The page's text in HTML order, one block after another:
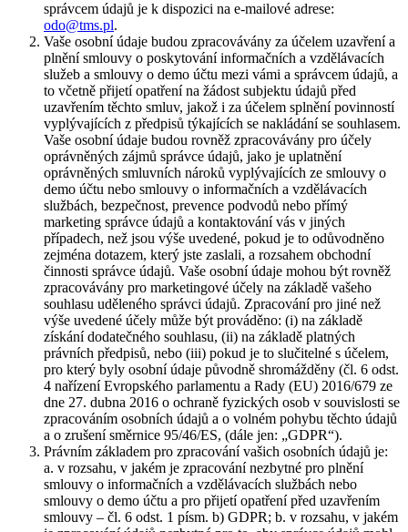
správcem údajů je k dispozici na e-mailové adrese:
odo@tms.pl.
Vaše osobní údaje budou zpracovávány za účelem uzavření a
plnění smlouvy o poskytování informačních a vzdělávacích
služeb a smlouvy o demo účtu mezi vámi a správcem údajů, a
to včetně přijetí opatření na žádost subjektu údajů před
uzavřením těchto smluv, jakož i za účelem splnění povinností
vyplývajících z předpisů týkajících se nakládání se souhlasem.
Vaše osobní údaje budou rovněž zpracovávány pro účely
oprávněných zájmů správce údajů, jako je uplatnění
oprávněných smluvních nároků vyplývajících ze smlouvy o
demo účtu nebo smlouvy o informačních a vzdělávacích
službách, bezpečnost, prevence podvodů nebo přímý
marketing správce údajů a kontaktování vás v jiných
případech, než jsou výše uvedené, pokud je to odůvodněno
zejména dotazem, který jste zaslali, a rozsahem obchodní
činnosti správce údajů. Vaše osobní údaje mohou být rovněž
zpracovávány pro marketingové účely na základě vašeho
souhlasu uděleného správci údajů. Zpracování pro jiné než
výše uvedené účely může být prováděno: (i) na základě
získání dodatečného souhlasu, (ii) na základě platných
právních předpisů, nebo (iii) pokud je to slučitelné s účelem,
pro který byly osobní údaje původně shromážděny (čl. 6 odst.
4 nařízení Evropského parlamentu a Rady (EU) 2016/679 ze
dne 27. dubna 2016 o ochraně fyzických osob v souvislosti se
zpracováním osobních údajů a o volném pohybu těchto údajů
a o zrušení směrnice 95/46/ES, (dále jen: „GDPR“).
Právním základem pro zpracování vašich osobních údajů je:
a. v rozsahu, v jakém je zpracování nezbytné pro plnění
smlouvy o informačních a vzdělávacích službách nebo
smlouvy o demo účtu a pro přijetí opatření před uzavřením
smlouvy – čl. 6 odst. 1 písm. b) GDPR; b. v rozsahu, v jakém